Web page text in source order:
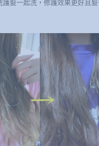
護髮一起洗，修護效果更好且髮